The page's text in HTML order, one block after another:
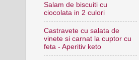
Salam de biscuiti cu
ciocolata in 2 culori
Castravete cu salata de
vinete si carnat la cuptor cu
feta - Aperitiv keto